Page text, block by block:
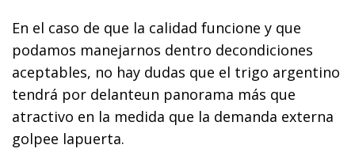
En el caso de que la calidad funcione y que
podamos manejarnos dentro decondiciones
aceptables, no hay dudas que el trigo argentino
tendrá por delanteun panorama más que
atractivo en la medida que la demanda externa
golpee lapuerta.